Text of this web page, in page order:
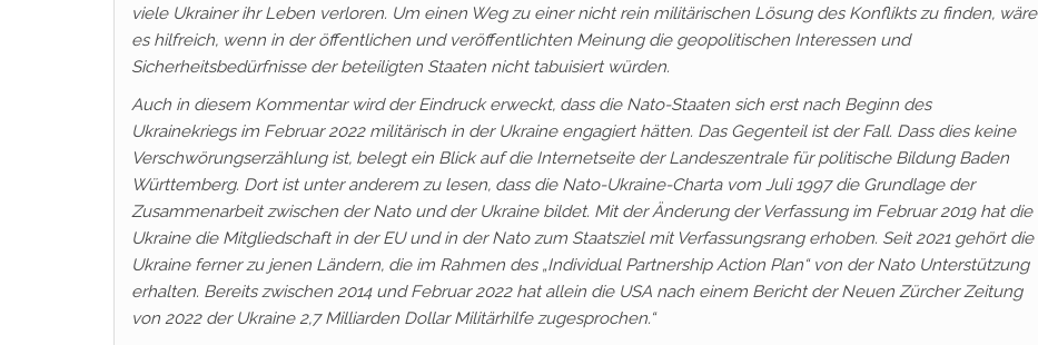
viele Ukrainer ihr Leben verloren. Um einen Weg zu einer nicht rein militärischen Lösung des Konflikts zu finden, wäre
es hilfreich, wenn in der öffentlichen und veröffentlichten Meinung die geopolitischen Interessen und
Sicherheitsbedürfnisse der beteiligten Staaten nicht tabuisiert würden.
Auch in diesem Kommentar wird der Eindruck erweckt, dass die Nato-Staaten sich erst nach Beginn des
Ukrainekriegs im Februar 2022 militärisch in der Ukraine engagiert hätten. Das Gegenteil ist der Fall. Dass dies keine
Verschwörungserzählung ist, belegt ein Blick auf die Internetseite der Landeszentrale für politische Bildung Baden
Württemberg. Dort ist unter anderem zu lesen, dass die Nato-Ukraine-Charta vom Juli 1997 die Grundlage der
Zusammenarbeit zwischen der Nato und der Ukraine bildet. Mit der Änderung der Verfassung im Februar 2019 hat die
Ukraine die Mitgliedschaft in der EU und in der Nato zum Staatsziel mit Verfassungsrang erhoben. Seit 2021 gehört die
Ukraine ferner zu jenen Ländern, die im Rahmen des „Individual Partnership Action Plan“ von der Nato Unterstützung
erhalten. Bereits zwischen 2014 und Februar 2022 hat allein die USA nach einem Bericht der Neuen Zürcher Zeitung
von 2022 der Ukraine 2,7 Milliarden Dollar Militärhilfe zugesprochen.“